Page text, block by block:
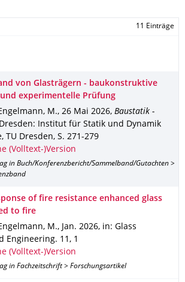
11 Einträge
von Glasträgern - baukonstruktive
experimentelle Prüfung
M., 26 Mai 2026, Baustatik -
Dresden: Institut für Statik und Dynamik
TU Dresden, S. 271-279
(Volltext-)Version
in Buch/Konferenzbericht/Sammelband/Gutachten >
of fire resistance enhanced glass
to fire
M., Jan. 2026, in: Glass
Engineering. 11 , 1
(Volltext-)Version
in Fachzeitschrift > Forschungsartikel